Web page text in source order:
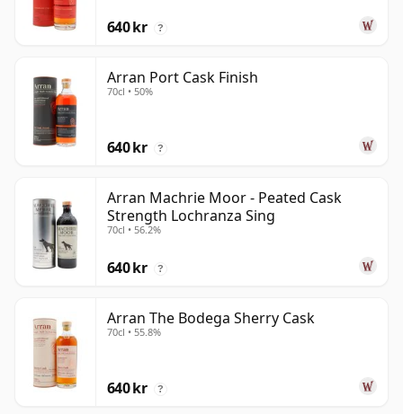
640 kr ?
Arran Port Cask Finish
70cl • 50%
640 kr ?
Arran Machrie Moor - Peated Cask
Strength Lochranza Sing
70cl • 56.2%
640 kr ?
Arran The Bodega Sherry Cask
70cl • 55.8%
640 kr ?